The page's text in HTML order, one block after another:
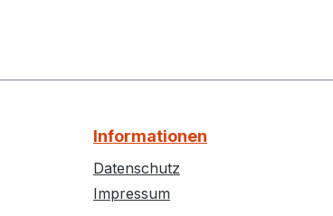
Informationen
Datenschutz
Impressum